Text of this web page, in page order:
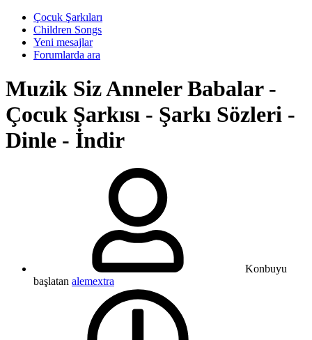
Çocuk Şarkıları
Children Songs
Yeni mesajlar
Forumlarda ara
Muzik Siz Anneler Babalar -
Çocuk Şarkısı - Şarkı Sözleri -
Dinle - İndir
Konbuyu
başlatan alemextra